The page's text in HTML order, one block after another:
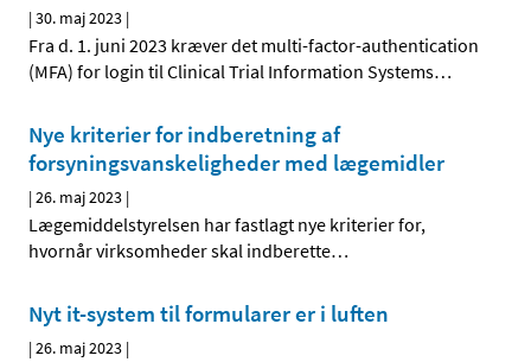
|30. maj 2023 |
Fra d. 1. juni 2023 kræver det multi-factor-authentication
(MFA) for login til Clinical Trial Information Systems…
Nye kriterier for indberetning af
forsyningsvanskeligheder med lægemidler
|26. maj 2023 |
Lægemiddelstyrelsen har fastlagt nye kriterier for,
hvornår virksomheder skal indberette…
Nyt it-system til formularer er i luften
|26. maj 2023 |